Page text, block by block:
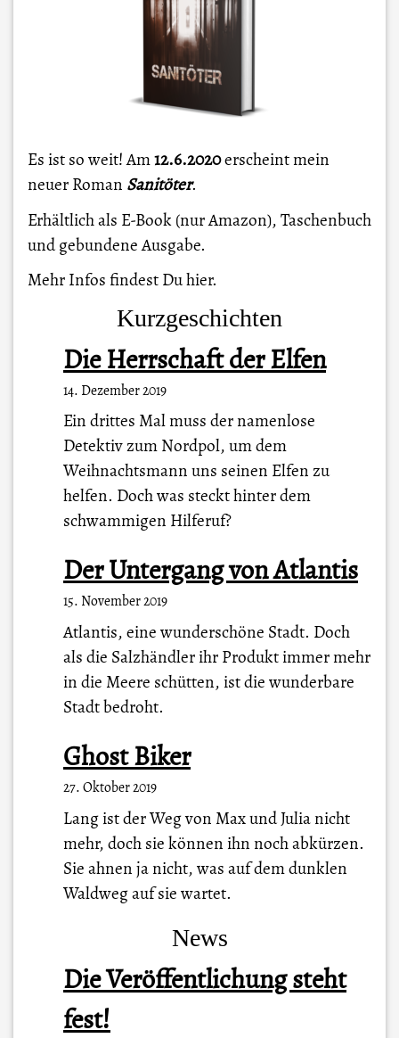
Es ist so weit! Am12.6.2020erscheint mein
neuer Roman Sanitöter.
Erhältlich als E-Book (nur Amazon), Taschenbuch
und gebundene Ausgabe.
Mehr Infos findest Duhier.
Kurzgeschichten
Die Herrschaft der Elfen
14. Dezember 2019
Ein drittes Mal muss der namenlose
Detektiv zum Nordpol, um dem
Weihnachtsmann uns seinen Elfen zu
helfen. Doch was steckt hinter dem
schwammigen Hilferuf?
Der Untergang von Atlantis
15. November 2019
Atlantis, eine wunderschöne Stadt. Doch
als die Salzhändler ihr Produkt immer mehr
in die Meere schütten, ist die wunderbare
Stadt bedroht.
Ghost Biker
27. Oktober 2019
Lang ist der Weg von Max und Julia nicht
mehr, doch sie können ihn noch abkürzen.
Sie ahnen ja nicht, was auf dem dunklen
Waldweg auf sie wartet.
News
Die Veröffentlichung steht
fest!